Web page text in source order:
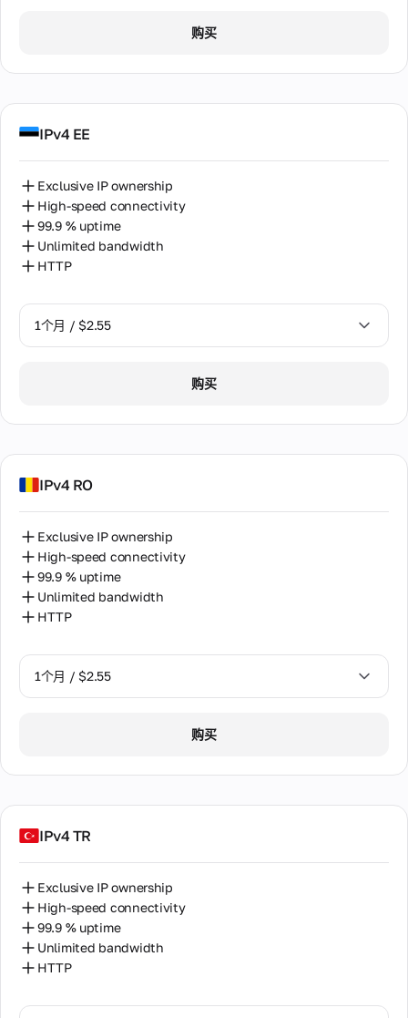
购买
IPv4 EE
Exclusive IP ownership
High-speed connectivity
99.9 % uptime
Unlimited bandwidth
HTTP
1个月 / $2.55
购买
IPv4 RO
Exclusive IP ownership
High-speed connectivity
99.9 % uptime
Unlimited bandwidth
HTTP
1个月 / $2.55
购买
IPv4 TR
Exclusive IP ownership
High-speed connectivity
99.9 % uptime
Unlimited bandwidth
HTTP